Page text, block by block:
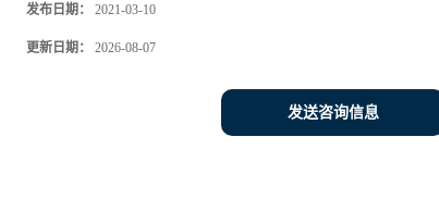
发布日期： 2021-03-10
更新日期： 2026-08-07
发送咨询信息